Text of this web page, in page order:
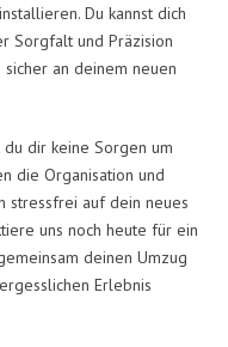
Du kannst dich
Sorgfalt und Präzision
an deinem neuen
dir keine Sorgen um
die Organisation und
stressfrei auf dein neues
uns noch heute für ein
deinen Umzug
Erlebnis